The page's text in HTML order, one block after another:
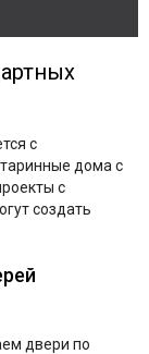
с
дома с
с
создать
двери по